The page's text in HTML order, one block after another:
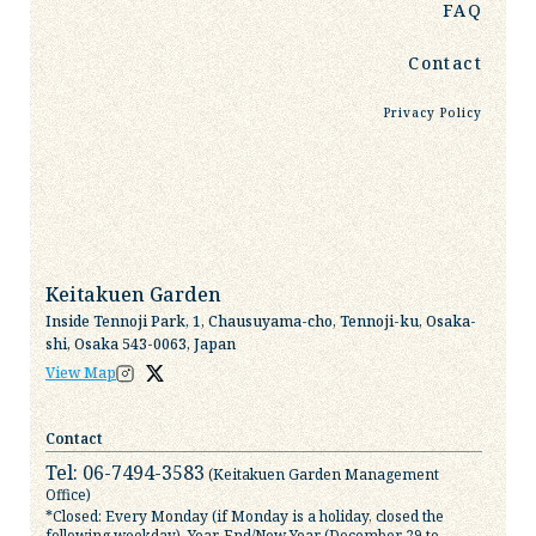
FAQ
Contact
Privacy Policy
Keitakuen Garden
Inside Tennoji Park, 1, Chausuyama-cho, Tennoji-ku, Osaka-
shi, Osaka 543-0063, Japan
View Map
Contact
Tel: 06-7494-3583(Keitakuen Garden Management
Office)
*Closed: Every Monday (if Monday is a holiday, closed the